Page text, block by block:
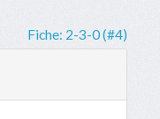
Fiche: 2-3-0 (#4)